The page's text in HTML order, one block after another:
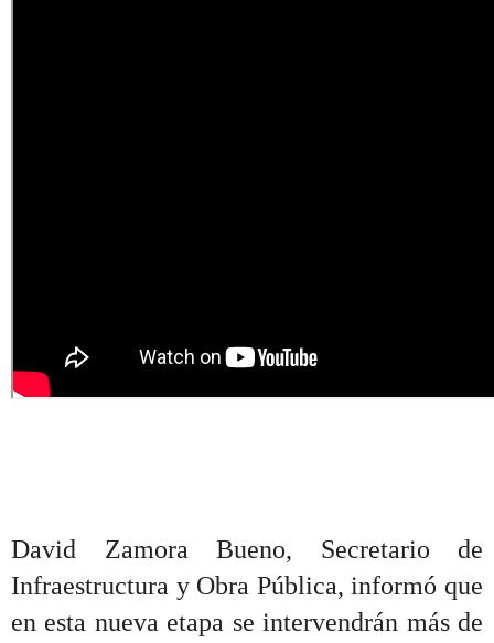
David Zamora Bueno, Secretario de
Infraestructura y Obra Pública, informó que
en esta nueva etapa se intervendrán más de